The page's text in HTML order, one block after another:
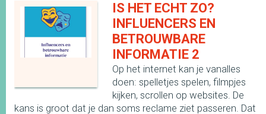
IS HET ECHT ZO?
INFLUENCERS EN
BETROUWBARE
INFORMATIE 2
Op het internet kan je vanalles
doen: spelletjes spelen, filmpjes
kijken, scrollen op websites. De
kans is groot dat je dan soms reclame ziet passeren. Dat